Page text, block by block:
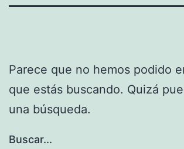
Parece que no hemos podido
que estás buscando. Quizá
una búsqueda.
Buscar...